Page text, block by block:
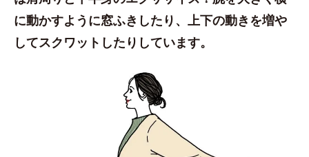
に動かすように窓ふきしたり、上下の動きを増や
してスクワットしたりしています。